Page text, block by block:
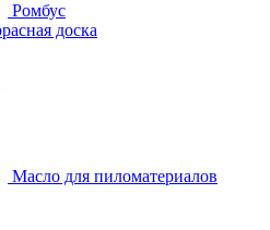
Ромбус
доска
Масло для пиломатериалов